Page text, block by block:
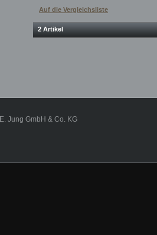
Auf die Vergleichsliste
2 Artikel
Jung GmbH & Co. KG